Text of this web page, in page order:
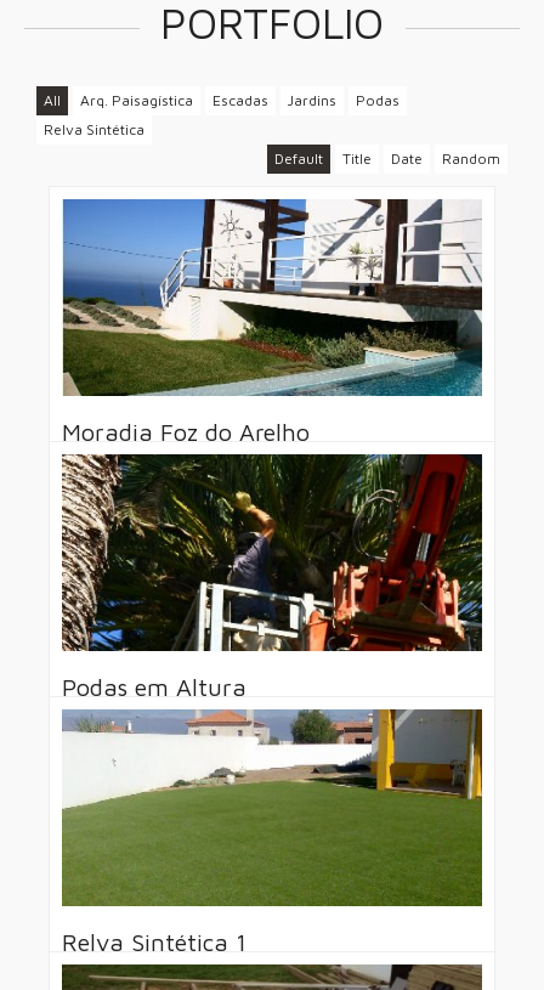
PORTFOLIO
All Arq. Paisagística Escadas Jardins
Podas
Relva Sintética
Default
Title Date Random
Moradia Foz do Arelho
Arquitectura Paisagística
Leia Mais
Arq. Paisagística
Podas em Altura
Podas em altura
Relva Sintética 1